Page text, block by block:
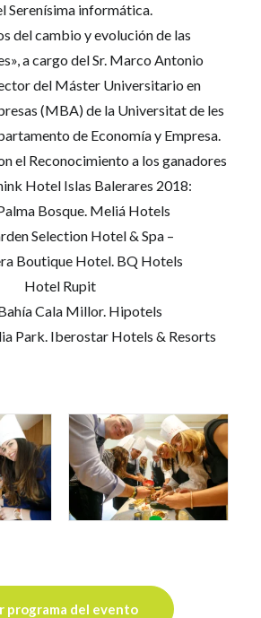
Serenísima informática.
del cambio y evolución de las
a cargo del Sr. Marco Antonio
del Máster Universitario en
(MBA) de la Universitat de les
de Economía y Empresa.
el Reconocimiento a los ganadores
Hotel Islas Balerares 2018:
Bosque. Meliá Hotels
Selection Hotel & Spa –
Boutique Hotel. BQ Hotels
Hotel Rupit
Cala Millor. Hipotels
Park. Iberostar Hotels & Resorts
programa del evento